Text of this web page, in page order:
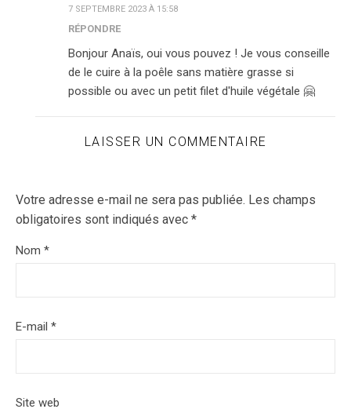
7 SEPTEMBRE 2023 À 15:58
RÉPONDRE
Bonjour Anaïs, oui vous pouvez ! Je vous conseille
de le cuire à la poêle sans matière grasse si
possible ou avec un petit filet d'huile végétale 🤗
LAISSER UN COMMENTAIRE
Votre adresse e-mail ne sera pas publiée. Les champs
obligatoires sont indiqués avec *
Nom *
E-mail *
Site web